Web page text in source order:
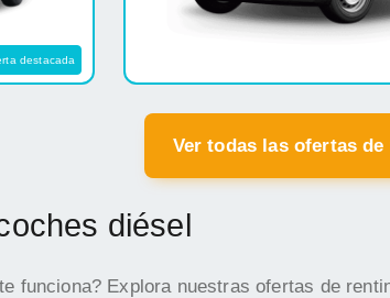
destacada
Ver todas las ofertas
diésel
funciona? Explora nuestras ofertas de